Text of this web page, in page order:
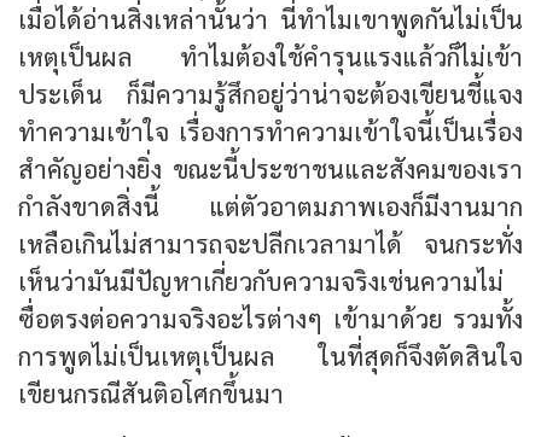
เมื่อได้อ่านสิ่งเหล่านั้นว่า นี่ทำไมเขาพูดกันไม่เป็น
เหตุเป็นผล ทำไมต้องใช้คำรุนแรงแล้วก็ไม่เข้า
ประเด็น ก็มีความรู้สึกอยู่ว่าน่าจะต้องเขียนชี้แจง
ทำความเข้าใจ เรื่องการทำความเข้าใจนี้เป็นเรื่อง
สำคัญอย่างยิ่ง ขณะนี้ประชาชนและสังคมของเรา
กำลังขาดสิ่งนี้ แต่ตัวอาตมภาพเองก็มีงานมาก
เหลือเกินไม่สามารถจะปลีกเวลามาได้ จนกระทั่ง
เห็นว่ามันมีปัญหาเกี่ยวกับความจริงเช่นความไม่
ซื่อตรงต่อความจริงอะไรต่างๆ เข้ามาด้วย รวมทั้ง
การพูดไม่เป็นเหตุเป็นผล ในที่สุดก็จึงตัดสินใจ
เขียนกรณีสันติอโศกขึ้นมา